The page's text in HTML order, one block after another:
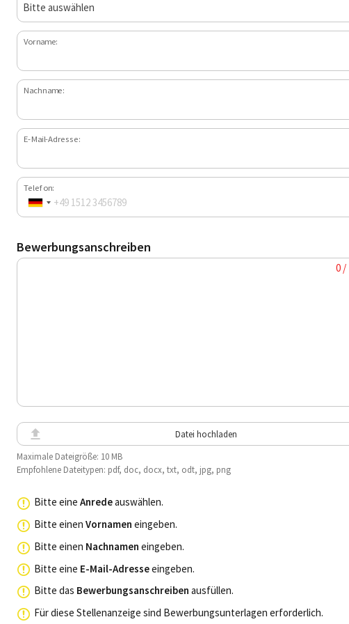
Vorname:
Nachname:
E-Mail-Adresse:
Telefon:
Bewerbungsanschreiben
0 /
Datei hochladen
Maximale Dateigröße: 10 MB
Empfohlene Dateitypen: pdf, doc, docx, txt, odt, jpg, png
Bitte eine Anredeauswählen.
Bitte einen Vornamen eingeben.
Bitte einen Nachnamen eingeben.
Bitte eine E-Mail-Adresseeingeben.
Bitte das Bewerbungsanschreiben ausfüllen.
Für diese Stellenanzeige sind Bewerbungsunterlagen erforderlich.